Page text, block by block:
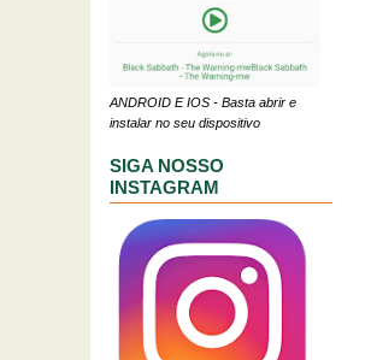
ANDROID E IOS - Basta abrir e
instalar no seu dispositivo
SIGA NOSSO
INSTAGRAM